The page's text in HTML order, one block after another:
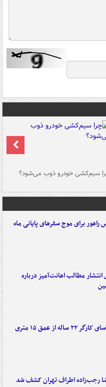
سیم‌کشی خودرو ذوب می‌شود؟
راهور برای موج سفرهای پایانی ماه
مطالب اهانت‌آمیز درباره
نجات معجزه‌آسای کارگر ۲۲ ساله از عمق ۱۵ متری
رجب‌زاده اطراف تهران کشف شد